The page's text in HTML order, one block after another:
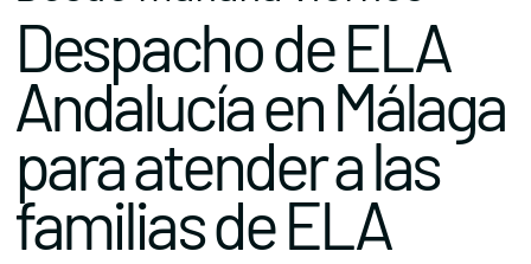
Despacho de ELA
Andalucía en Málaga
para atender a las
familias de ELA